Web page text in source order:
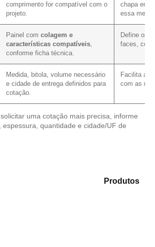
comprimento for compatível com o
projeto.
chapa em
essa
Painel com colagem e
características compatíveis
conforme ficha técnica.
Define os
faces,
Medida, bitola, volume necessário
e cidade de entrega definidos para
cotação.
Facilita a
com as
uma cotação mais precisa, informe
espessura, quantidade e cidade/UF de
Produtose